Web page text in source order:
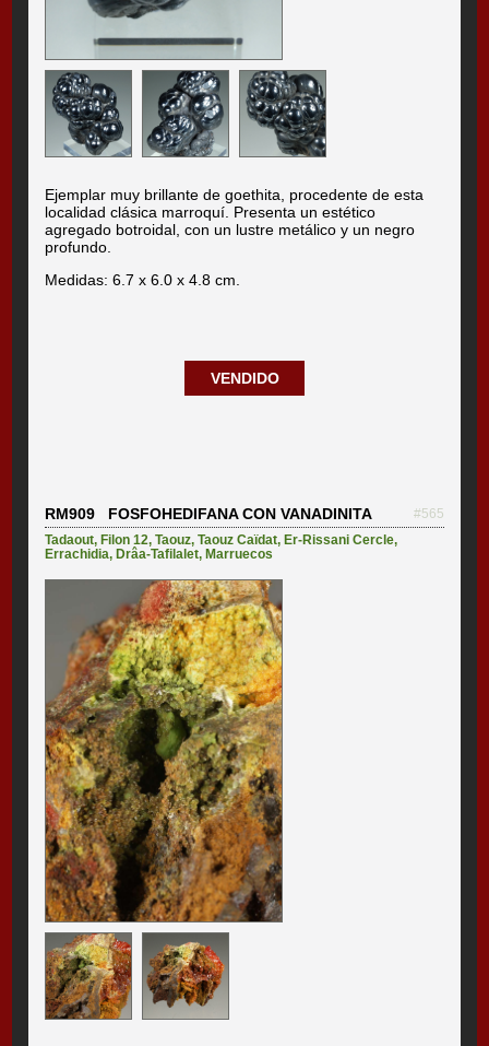
Ejemplar muy brillante de goethita, procedente de esta
localidad clásica marroquí. Presenta un estético
agregado botroidal, con un lustre metálico y un negro
profundo.
Medidas: 6.7 x 6.0 x 4.8 cm.
VENDIDO
RM909 FOSFOHEDIFANA CON VANADINITA
#565
Tadaout,Filon 12,Taouz,Taouz Caïdat,Er-Rissani Cercle,
Errachidia,Drâa-Tafilalet,Marruecos